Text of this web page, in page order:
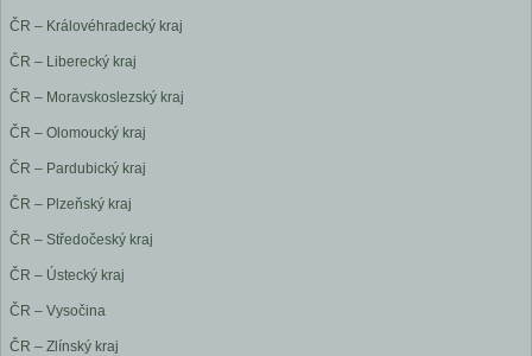
ČR – Královéhradecký kraj
ČR – Liberecký kraj
ČR – Moravskoslezský kraj
ČR – Olomoucký kraj
ČR – Pardubický kraj
ČR – Plzeňský kraj
ČR – Středočeský kraj
ČR – Ústecký kraj
ČR – Vysočina
ČR – Zlínský kraj